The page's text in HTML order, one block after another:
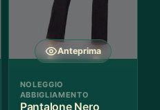
Anteprima
NOLEGGIO
ABBIGLIAMENTO
Pantalone Nero